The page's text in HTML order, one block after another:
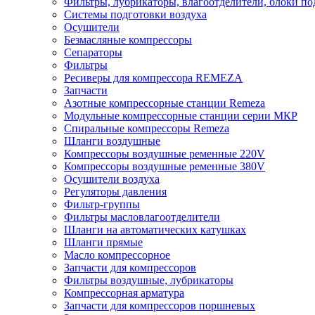
Системы подготовки воздуха
Осушители
Безмасляные компрессоры
Сепараторы
Фильтры
Ресиверы для компрессора REMEZA
Запчасти
Азотные компрессорные станции Remeza
Модульные компрессорные станции серии МКР
Спиральные компрессоры Remeza
Шланги воздушные
Компрессоры воздушные ременные 220V
Компрессоры воздушные ременные 380V
Осушители воздуха
Регуляторы давления
Фильтр-группы
Фильтры масловлагоотделители
Шланги на автоматических катушках
Шланги прямые
Масло компрессорное
Запчасти для компрессоров
Фильтры воздушные, лубрикаторы
Компрессорная арматура
Запчасти для компрессоров поршневых